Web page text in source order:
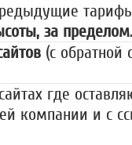
за пределом.
(с обратной
где
компании и с